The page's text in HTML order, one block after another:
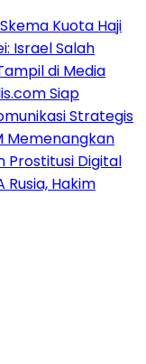
Kuota Haji
Israel Salah
di Media
Siap
Strategis
Memenangkan
Prostitusi Digital
Hakim